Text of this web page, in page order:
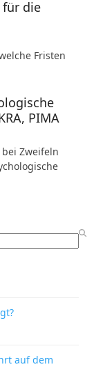
für die
Fristen
PIMA
Zweifeln
auf dem